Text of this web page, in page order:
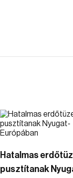
Hatalmas
pusztítanak